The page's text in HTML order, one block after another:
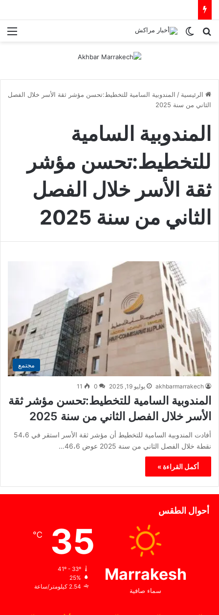
بحث عنالوضع المظلم
الرئيسية / المندوبية السامية للتخطيط:تحسن مؤشر ثقة الأسر خلال الفصل
الثاني من سنة 2025
المندوبية السامية
للتخطيط:تحسن مؤشر
ثقة الأسر خلال الفصل
الثاني من سنة 2025
مجتمع
akhbarmarrakech يوليو 19, 2025 0
11
المندوبية السامية للتخطيط:تحسن مؤشر ثقة
الأسر خلال الفصل الثاني من سنة 2025
أفادت المندوبية السامية للتخطيط أن مؤشر ثقة الأسر استقر في 54،6
نقطة خلال الفصل الثاني من سنة 2025 عوض 46،6…
أكمل القراءة »
أحوال الطقس
Marrakesh
سماء صافية
35
℃
41º - 33º
25%
2.54 كيلومتر/ساعة